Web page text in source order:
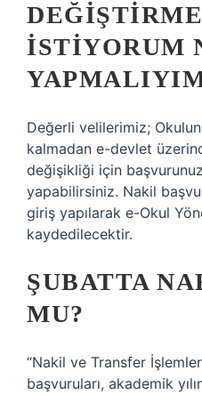
ISTIYORUM
Değerli velilerimiz;
kalmadan e-devlet
değişikliği için
yapabilirsiniz. Nakil
giriş yapılarak e-Okul
kaydedilecektir.
ŞUBATTA
MU?
“Nakil ve Transfer
başvuruları, akademik